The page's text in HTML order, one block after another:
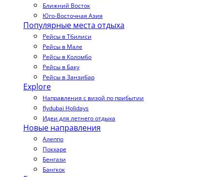
Ближний Восток
Юго-Восточная Азия
Популярные места отдыха
Рейсы в Тбилиси
Рейсы в Мале
Рейсы в Коломбо
Рейсы в Баку
Рейсы в Занзибар
Explore
Направления с визой по прибытии
flydubai Holidays
Идеи для летнего отдыха
Новые направления
Алеппо
Покхаре
Бенгази
Бангкок